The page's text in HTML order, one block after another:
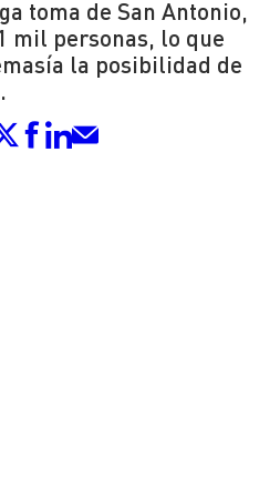
toma de San Antonio,
mil personas, lo que
la posibilidad de